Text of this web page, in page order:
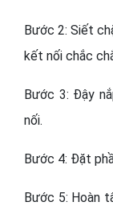
Bước 2: Siết
kết nối chắc
Bước 3: Đậy
nối.
Bước 4: Đặt
Bước 5: Hoàn